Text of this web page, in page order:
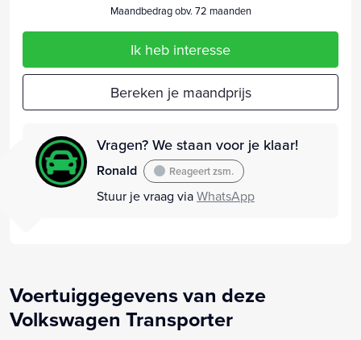
Maandbedrag obv. 72 maanden
Ik heb interesse
Bereken je maandprijs
Vragen? We staan voor je klaar!
Ronald Reageert zsm.
Stuur je vraag viaWhatsApp
Voertuiggegevens van deze
Volkswagen Transporter